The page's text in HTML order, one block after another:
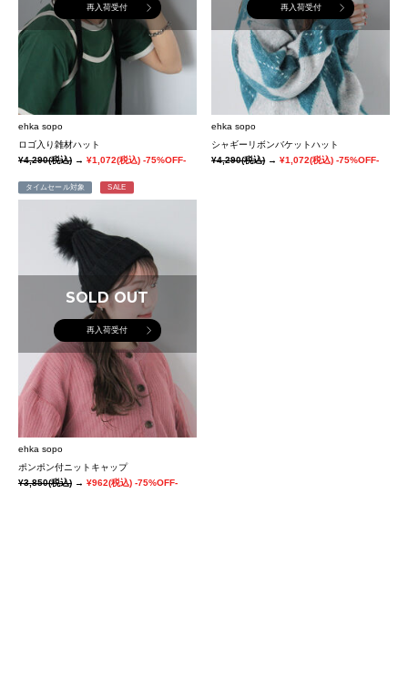
再入荷受付
ehka sopo
ロゴ入り雑材ハット
¥4,290(税込) → ¥1,072(税込) -75%OFF-
再入荷受付
ehka sopo
シャギーリボンバケットハット
¥4,290(税込)→¥1,072(税込) -75%OFF-
タイムセール対象 SALE
SOLD OUT
再入荷受付
ehka sopo
ポンポン付ニットキャップ
¥3,850(税込) → ¥962(税込) -75%OFF-